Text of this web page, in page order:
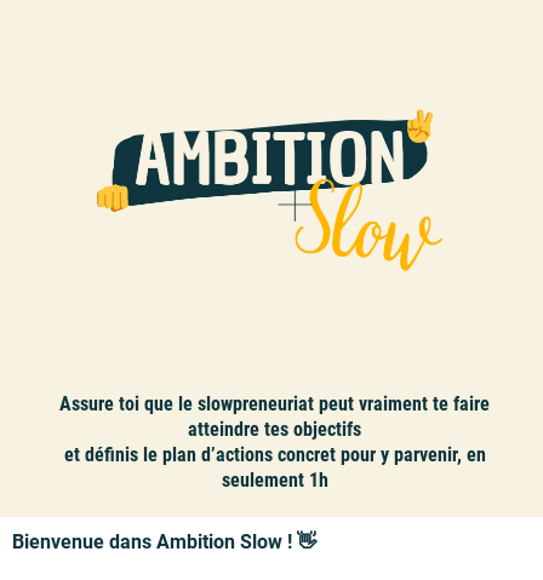
Assure toi que le slowpreneuriat peut vraiment te faire
atteindre tes objectifs
et définis le plan d’actions concret pour y parvenir, en
seulement 1h
Bienvenue dans Ambition Slow ! 👋